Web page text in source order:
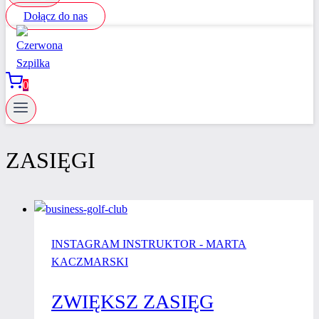
Dołącz do nas
0
ZASIĘGI
INSTAGRAM INSTRUKTOR - MARTA
KACZMARSKI
ZWIĘKSZ ZASIĘG